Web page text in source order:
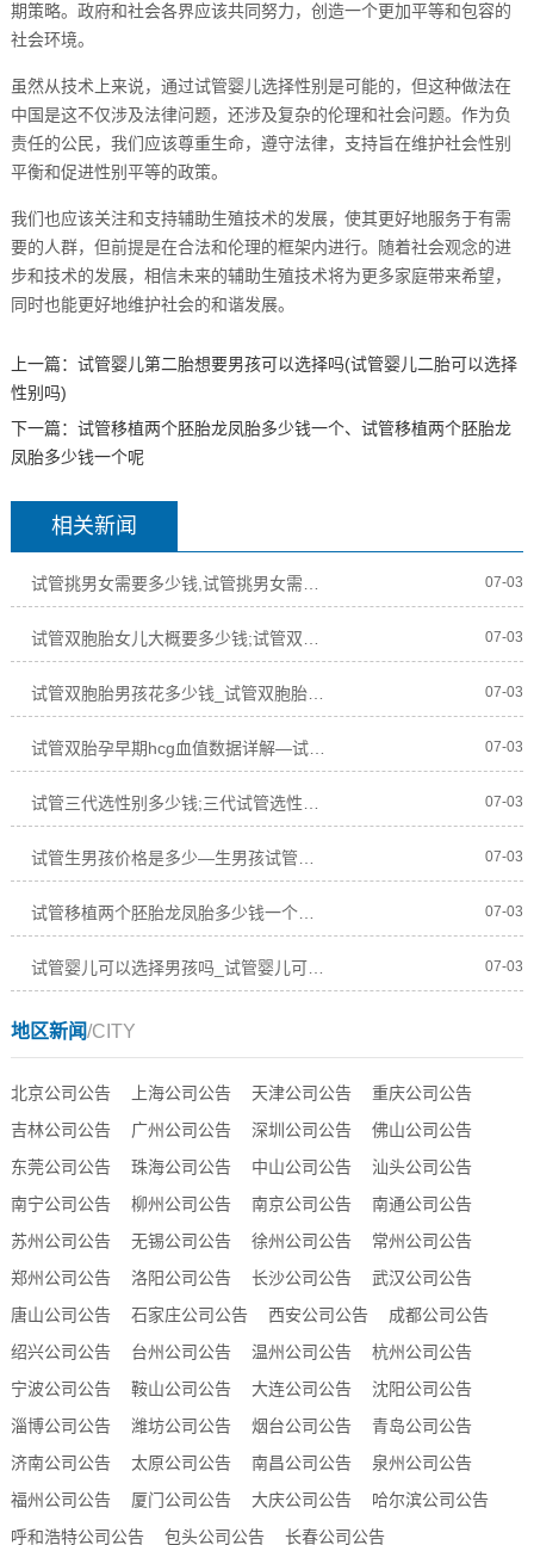
期策略。政府和社会各界应该共同努力，创造一个更加平等和包容的
社会环境。
虽然从技术上来说，通过试管婴儿选择性别是可能的，但这种做法在
中国是这不仅涉及法律问题，还涉及复杂的伦理和社会问题。作为负
责任的公民，我们应该尊重生命，遵守法律，支持旨在维护社会性别
平衡和促进性别平等的政策。
我们也应该关注和支持辅助生殖技术的发展，使其更好地服务于有需
要的人群，但前提是在合法和伦理的框架内进行。随着社会观念的进
步和技术的发展，相信未来的辅助生殖技术将为更多家庭带来希望，
同时也能更好地维护社会的和谐发展。
上一篇： 试管婴儿第二胎想要男孩可以选择吗(试管婴儿二胎可以选择
性别吗)
下一篇： 试管移植两个胚胎龙凤胎多少钱一个、试管移植两个胚胎龙
凤胎多少钱一个呢
相关新闻
试管挑男女需要多少钱,试管挑男女需要多少钱呢 07-03
试管双胞胎女儿大概要多少钱;试管双胞胎女儿大概要多少钱呢 07-03
试管双胞胎男孩花多少钱_试管双胞胎男孩花多少钱啊 07-03
试管双胎孕早期hcg血值数据详解—试管双胎孕早期hcg血值数据详解表 07-03
试管三代选性别多少钱;三代试管选性别要多少钱 07-03
试管生男孩价格是多少—生男孩试管婴儿价格 07-03
试管移植两个胚胎龙凤胎多少钱一个、试管移植两个胚胎龙凤胎多少钱一个呢 07-03
试管婴儿可以选择男孩吗_试管婴儿可以选择一个男孩一个女孩吗 07-03
地区新闻/CITY
北京公司公告 上海公司公告 天津公司公告
重庆公司公告
吉林公司公告
广州公司公告 深圳公司公告
佛山公司公告
东莞公司公告
珠海公司公告 中山公司公告
汕头公司公告
南宁公司公告
柳州公司公告 南京公司公告
南通公司公告
苏州公司公告
无锡公司公告 徐州公司公告
常州公司公告
郑州公司公告
洛阳公司公告 长沙公司公告
武汉公司公告
唐山公司公告
石家庄公司公告 西安公司公告
成都公司公告
绍兴公司公告
台州公司公告 温州公司公告
杭州公司公告
宁波公司公告
鞍山公司公告 大连公司公告
沈阳公司公告
淄博公司公告
潍坊公司公告 烟台公司公告
青岛公司公告
济南公司公告
太原公司公告 南昌公司公告
泉州公司公告
福州公司公告
厦门公司公告 大庆公司公告
哈尔滨公司公告
呼和浩特公司公告
包头公司公告 长春公司公告